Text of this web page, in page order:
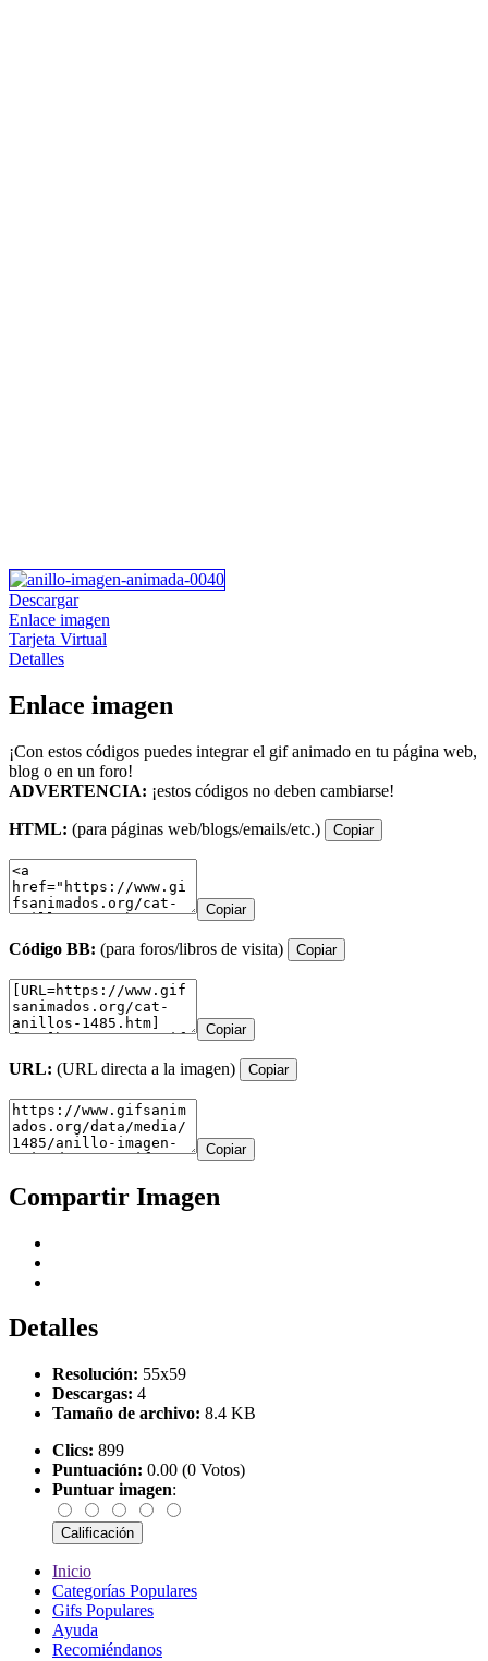
Descargar
Enlace imagen
Tarjeta Virtual
Detalles
Enlace imagen
¡Con estos códigos puedes integrar el gif animado en tu página web,
blog o en un foro!
ADVERTENCIA: ¡estos códigos no deben cambiarse!
HTML: (para páginas web/blogs/emails/etc.) Copiar
Copiar
Código BB: (para foros/libros de visita) Copiar
Copiar
URL: (URL directa a la imagen) Copiar
Copiar
Compartir Imagen
Detalles
Resolución: 55x59
Descargas: 4
Tamaño de archivo: 8.4 KB
Clics: 899
Puntuación: 0.00 (0 Votos)
Puntuar imagen:
Inicio
Categorías Populares
Gifs Populares
Ayuda
Recomiéndanos